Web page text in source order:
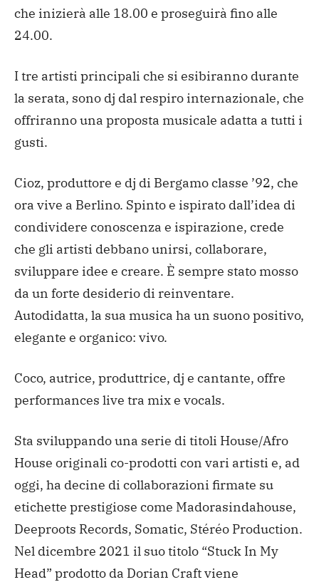
che inizierà alle 18.00 e proseguirà fino alle
24.00.
I tre artisti principali che si esibiranno durante
la serata, sono dj dal respiro internazionale, che
offriranno una proposta musicale adatta a tutti i
gusti.
Cioz, produttore e dj di Bergamo classe ’92, che
ora vive a Berlino. Spinto e ispirato dall’idea di
condividere conoscenza e ispirazione, crede
che gli artisti debbano unirsi, collaborare,
sviluppare idee e creare. È sempre stato mosso
da un forte desiderio di reinventare.
Autodidatta, la sua musica ha un suono positivo,
elegante e organico: vivo.
Coco, autrice, produttrice, dj e cantante, offre
performances live tra mix e vocals.
Sta sviluppando una serie di titoli House/Afro
House originali co-prodotti con vari artisti e, ad
oggi, ha decine di collaborazioni firmate su
etichette prestigiose come Madorasindahouse,
Deeproots Records, Somatic, Stéréo Production.
Nel dicembre 2021 il suo titolo “Stuck In My
Head” prodotto da Dorian Craft viene